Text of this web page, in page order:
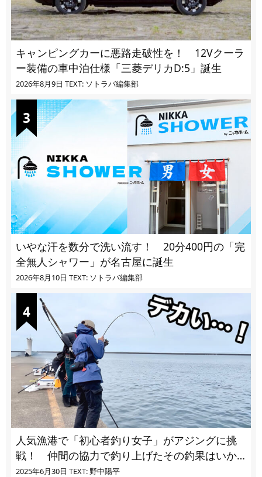
キャンピングカーに悪路走破性を！ 12Vクーラ
ー装備の車中泊仕様「三菱デリカD:5」誕生
2026年8月9日 TEXT: ソトラバ編集部
いやな汗を数分で洗い流す！ 20分400円の「完
全無人シャワー」が名古屋に誕生
2026年8月10日 TEXT: ソトラバ編集部
人気漁港で「初心者釣り女子」がアジングに挑
戦！ 仲間の協力で釣り上げたその釣果はいか
に!?
2025年6月30日 TEXT: 野中陽平